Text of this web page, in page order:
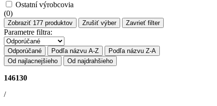
Ostatní výrobcovia
(0)
Zobraziť 177 produktov Zrušiť výber Zavrieť filter
Parametre filtra:
Odporúčané Podľa názvu A-Z
Podľa názvu Z-A
Od najlacnejšieho
Od najdrahšieho
146130
/